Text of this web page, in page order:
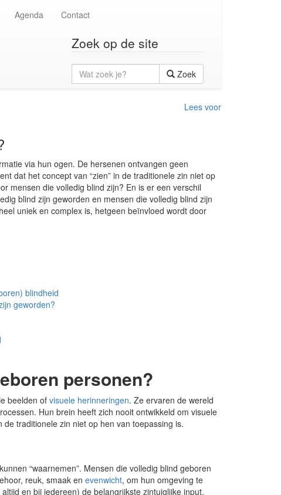
Agenda Contact
Zoek op de site
Wat
zoek
je?
Zoek
Lees voor
via hun ogen. De hersenen ontvangen geen
dat het concept van “zien” in de traditionele zin niet op
mensen die volledig blind zijn? En is er een verschil
blind zijn geworden en mensen die volledig blind zijn
uniek en complex is, hetgeen beïnvloed wordt door
blindheid
geworden?
personen?
beelden of visuele herinneringen. Ze ervaren de wereld
Hun brein heeft zich nooit ontwikkeld om visuele
traditionele zin niet op hen van toepassing is.
“waarnemen”. Mensen die volledig blind geboren
reuk, smaak en evenwicht, om hun omgeving te
en bij iedereen) de belangrijkste zintuiglijke input,